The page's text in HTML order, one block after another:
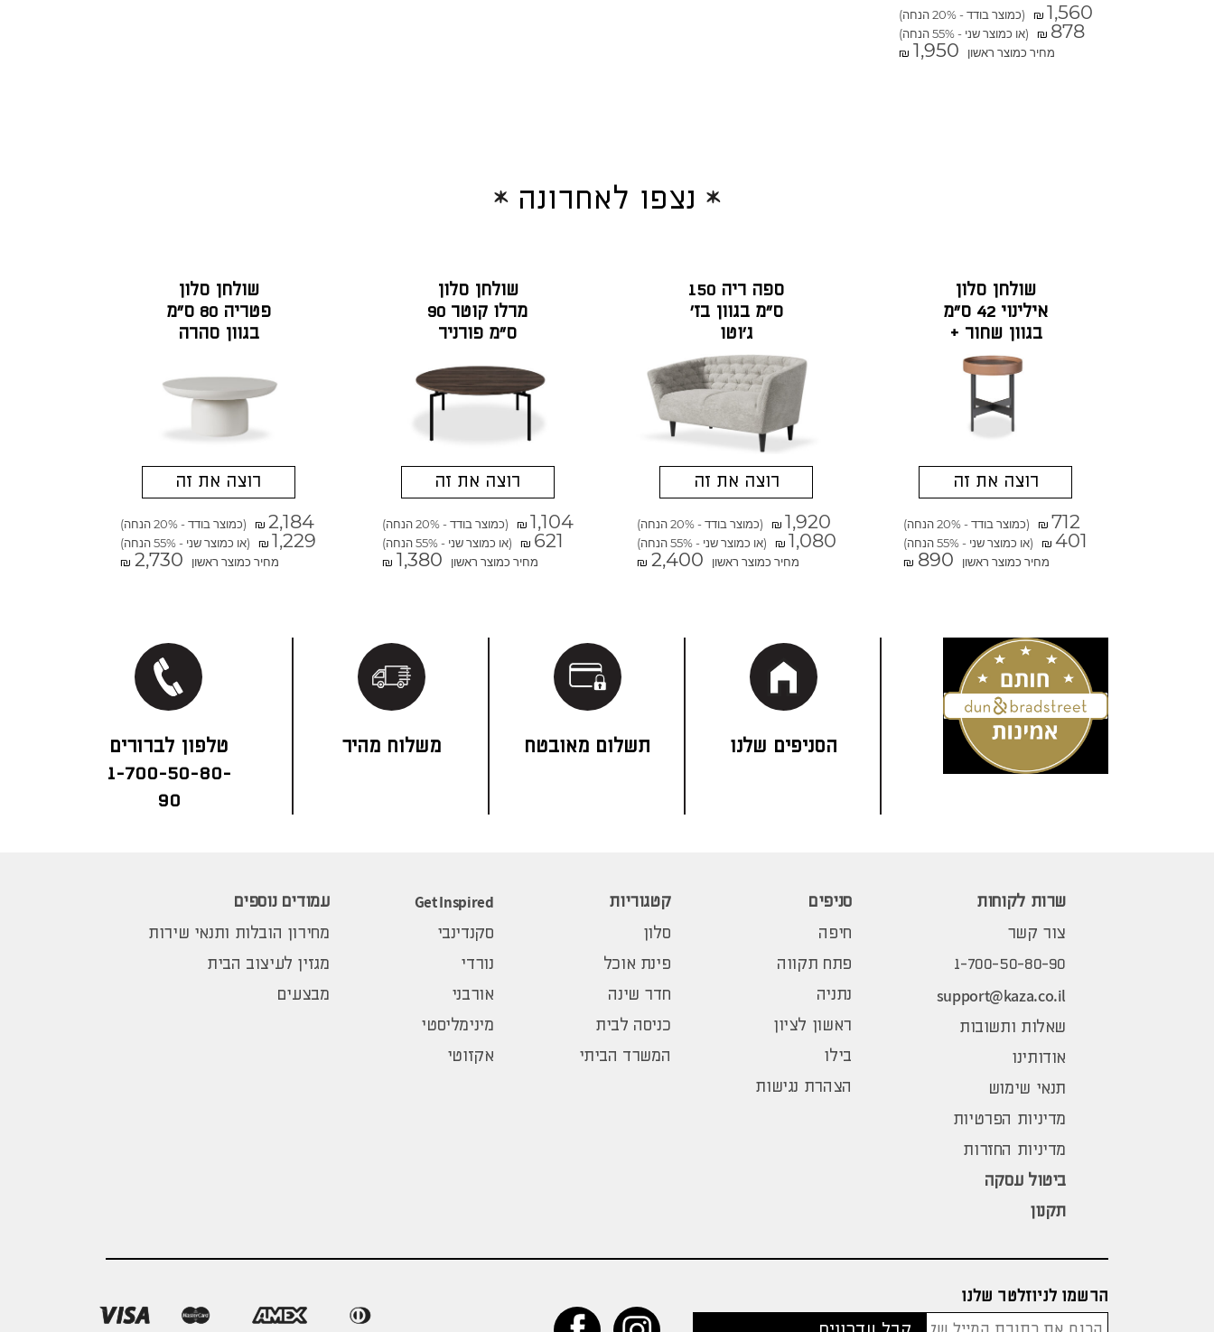
₪ 1,560 (כמוצר בודד - 20% הנחה)
₪ 878
(או כמוצר שני - 55% הנחה)
מחיר כמוצר ראשון
₪ 1,950
נצפו לאחרונה
שולחן סלון
אילינוי 42 ס"מ
בגוון שחור +
חאקי
רוצה את זה
₪ 712 (כמוצר בודד - 20% הנחה)
₪ 401
(או כמוצר שני - 55% הנחה)
מחיר כמוצר ראשון
₪ 890
ספה ריה 150
ס"מ בגוון בז'
ג'וטו
רוצה את זה
₪ 1,920 (כמוצר בודד - 20% הנחה)
₪ 1,080
(או כמוצר שני - 55% הנחה)
מחיר כמוצר ראשון
₪ 2,400
שולחן סלון
מרלו קוטר 90
ס"מ פורניר
רוצה את זה
₪ 1,104 (כמוצר בודד - 20% הנחה)
₪ 621
(או כמוצר שני - 55% הנחה)
מחיר כמוצר ראשון
₪ 1,380
שולחן סלון
פטריה 80 ס"מ
בגוון סהרה
רוצה את זה
₪ 2,184 (כמוצר בודד - 20% הנחה)
₪ 1,229
(או כמוצר שני - 55% הנחה)
מחיר כמוצר ראשון
₪ 2,730
הסניפים שלנו תשלום מאובטח משלוח מהיר
1-700-50-80-
90
שרות לקוחות
צור קשר
1-700-50-80-90
support@kaza.co.il
שאלות ותשובות
אודותינו
תנאי שימוש
מדיניות הפרטיות
מדיניות החזרות
ביטול עסקה
תקנון
סניפים
חיפה
פתח תקווה
נתניה
ראשון לציון
בילו
הצהרת נגישות
קטגוריות
סלון
פינת אוכל
חדר שינה
כניסה לבית
המשרד הביתי
Get Inspired
סקנדינבי
נורדי
אורבני
מינימליסטי
אקזוטי
עמודים נוספים
מחירון הובלות ותנאי שירות
מגזין לעיצוב הבית
מבצעים
הרשמו לניוזלטר שלנו